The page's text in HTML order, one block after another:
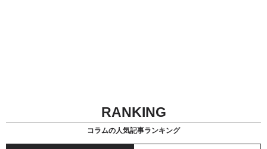
RANKING
コラムの人気記事ランキング